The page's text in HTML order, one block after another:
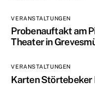
VERANSTALTUNGEN
Probenauftakt am
Theater in
VERANSTALTUNGEN
Karten Störtebeker